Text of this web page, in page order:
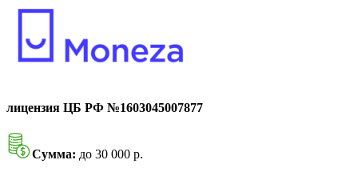
лицензия ЦБ РФ №1603045007877
Сумма: до 30 000 р.